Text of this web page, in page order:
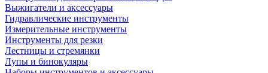
Выжигатели и аксессуары
Гидравлические инструменты
Измерительные инструменты
Инструменты для резки
Лестницы и стремянки
Лупы и бинокуляры